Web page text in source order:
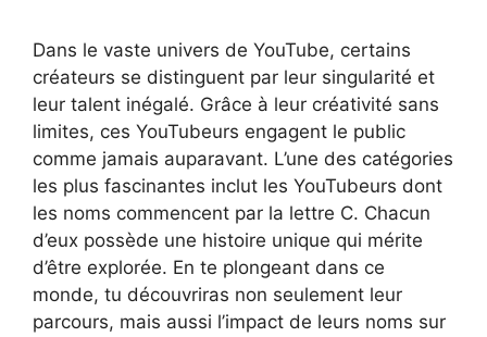
Dans le vaste univers de YouTube, certains
créateurs se distinguent par leur singularité et
leur talent inégalé. Grâce à leur créativité sans
limites, ces YouTubeurs engagent le public
comme jamais auparavant. L’une des catégories
les plus fascinantes inclut les YouTubeurs dont
les noms commencent par la lettre C. Chacun
d’eux possède une histoire unique qui mérite
d’être explorée. En te plongeant dans ce
monde, tu découvriras non seulement leur
parcours, mais aussi l’impact de leurs noms sur